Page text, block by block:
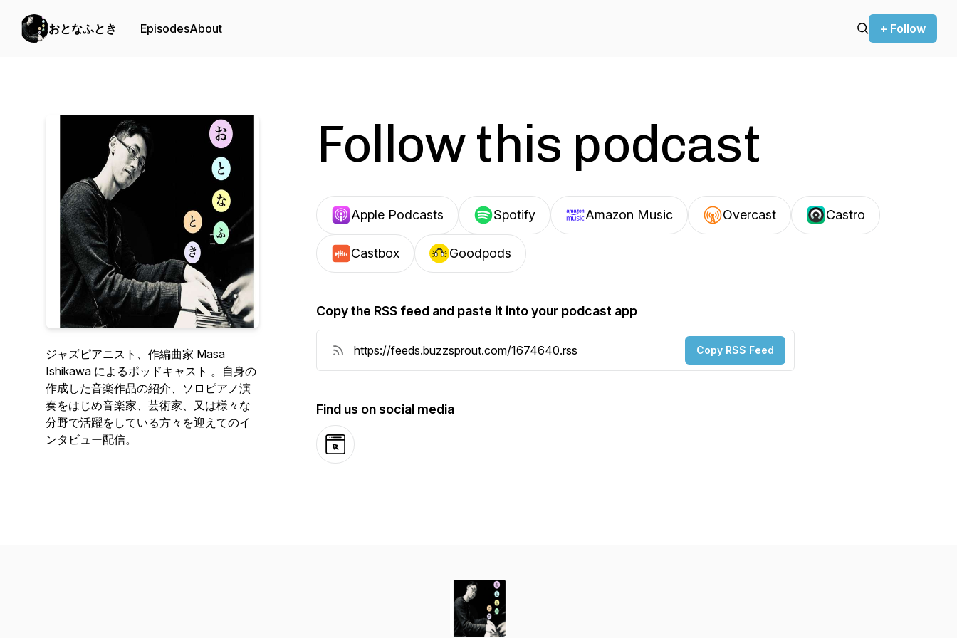
おとなふとき EpisodesAbout + Follow
ジャズピアニスト、作編曲家 Masa
Ishikawa によるポッドキャスト 。自身の
作成した音楽作品の紹介、ソロピアノ演
奏をはじめ音楽家、芸術家、又は様々な
分野で活躍をしている方々を迎えてのイ
ンタビュー配信。
Follow this podcast
Apple Podcasts Spotify Amazon Music Overcast Castro
Castbox Goodpods
Copy the RSS feed and paste it into your podcast app
Copy RSS Feed
Find us on social media
Website